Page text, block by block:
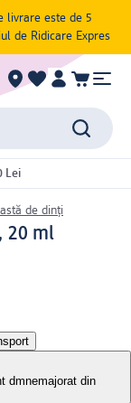
livrare este de 5
de Ridicare Expres
Lei
de dinți
20 ml
dmnemajorat din